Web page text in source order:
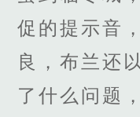
促的提示音
良，布兰还
了什么问题